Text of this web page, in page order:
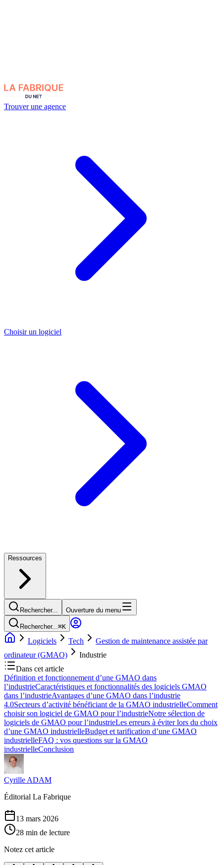
Trouver une agence
Choisir un logiciel
Ressources
Rechercher... Ouverture du menu
Rechercher...⌘K
Logiciels Tech
Gestion de maintenance assistée par
ordinateur (GMAO)
Industrie
Dans cet article
Définition et fonctionnement d’une GMAO dans
l’industrieCaractéristiques et fonctionnalités des logiciels GMAO
dans l’industrieAvantages d’une GMAO dans l’industrie
4.0Secteurs d’activité bénéficiant de la GMAO industrielleComment
choisir son logiciel de GMAO pour l’industrieNotre sélection de
logiciels de GMAO pour l’industrieLes erreurs à éviter lors du choix
d’une GMAO industrielleBudget et tarification d’une GMAO
industrielleFAQ : vos questions sur la GMAO
industrielleConclusion
Cyrille ADAM
Éditorial La Fabrique
13 mars 2026
28 min de lecture
Notez cet article